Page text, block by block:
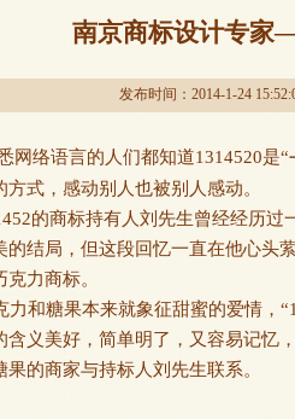
南京商标设计专家
发布时间：2014-1-24
络语言的人们都知道1314520是“
方式，感动别人也被别人感动。
的商标持有人刘先生曾经经历过
的结局，但这段回忆一直在他心头
克力商标。
和糖果本来就象征甜蜜的爱情，
含义美好，简单明了，又容易记忆
果的商家与持标人刘先生联系。